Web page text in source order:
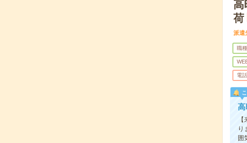
高
荷
派遣
職
電
高
り
囲